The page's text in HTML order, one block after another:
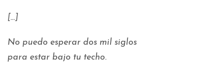
[…]
No puedo esperar dos mil siglos
para estar bajo tu techo.